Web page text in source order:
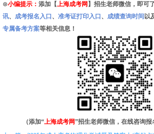
⊙小编提示： 添加【上海成考网 】招生老师微信，即可
讯、 成考报名入口 、 准考证打印入口 、 成绩查询时间 以
专属备考方案等相关信息！
（添加“上海成考网”招生老师微信，在线咨询报